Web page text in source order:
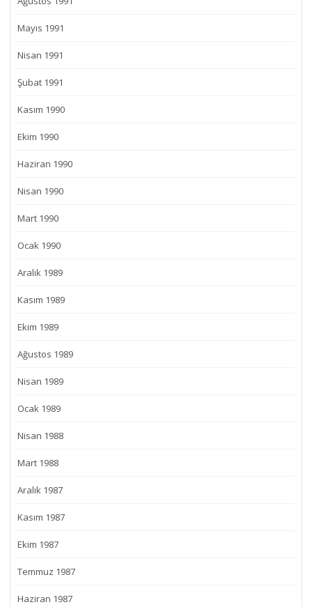
Mayıs 1991
Nisan 1991
Şubat 1991
Kasım 1990
Ekim 1990
Haziran 1990
Nisan 1990
Mart 1990
Ocak 1990
Aralık 1989
Kasım 1989
Ekim 1989
Ağustos 1989
Nisan 1989
Ocak 1989
Nisan 1988
Mart 1988
Aralık 1987
Kasım 1987
Ekim 1987
Temmuz 1987
Haziran 1987